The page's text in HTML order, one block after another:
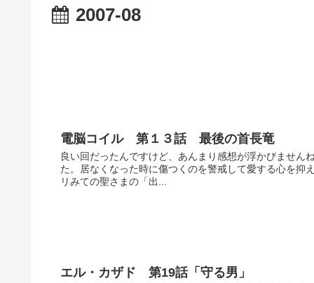
2007-08
電脳コイル 第１３話 最後の首長竜
良い回だったんですけど、あんまり感想が浮かびませ
た。居なくなった時に傷つくのを警戒して愛する心を抑
リみての聖さまの「出...
エル・カザド 第19話「守る男」